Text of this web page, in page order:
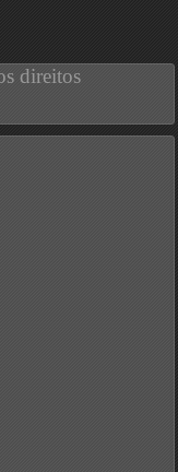
direitos